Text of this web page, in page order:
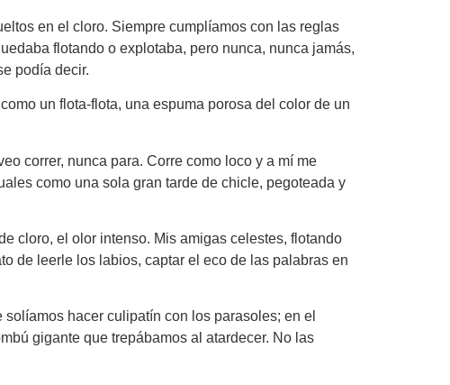
en el cloro. Siempre cumplíamos con las reglas
flotando o explotaba, pero nunca, nunca jamás,
podía decir.
un flota-flota, una espuma porosa del color de un
correr, nunca para. Corre como loco y a mí me
como una sola gran tarde de chicle, pegoteada y
cloro, el olor intenso. Mis amigas celestes, flotando
de leerle los labios, captar el eco de las palabras en
hacer culipatín con los parasoles; en el
gigante que trepábamos al atardecer. No las